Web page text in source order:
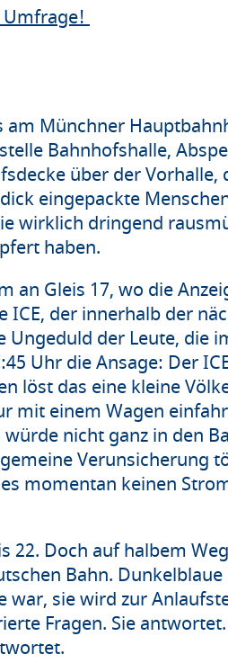
Umfrage!
am Münchner
Bahnhofshalle,
über der
eingepackte
wirklich dringend
haben.
an Gleis 17, wo die
der innerhalb der
der Leute, die
Uhr die Ansage: Der
löst das eine kleine
mit einem Wagen
nicht ganz in den
Verunsicherung
momentan keinen
22. Doch auf halbem
Bahn. Dunkelblaue
sie wird zur
Fragen. Sie